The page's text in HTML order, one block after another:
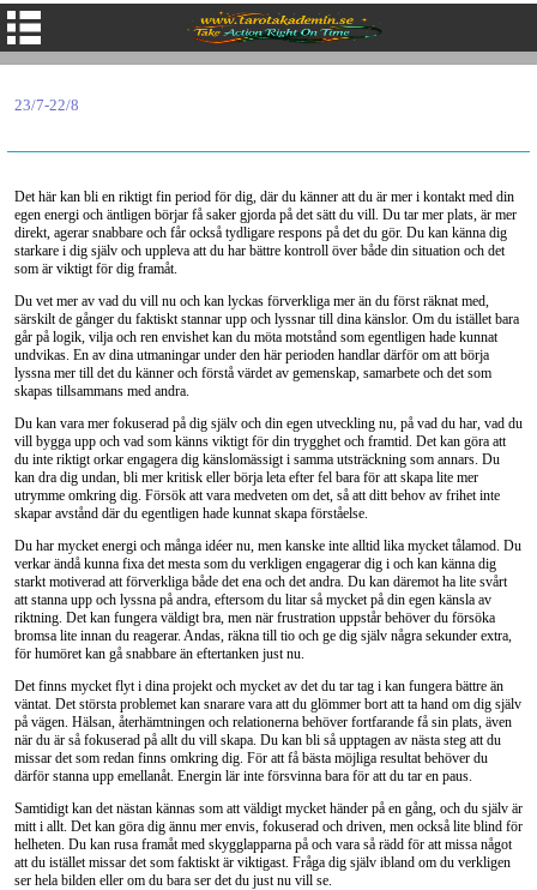
23/7-22/8
Det här kan bli en riktigt fin period för dig, där du känner att du är mer i kontakt med din
egen energi och äntligen börjar få saker gjorda på det sätt du vill. Du tar mer plats, är mer
direkt, agerar snabbare och får också tydligare respons på det du gör. Du kan känna dig
starkare i dig själv och uppleva att du har bättre kontroll över både din situation och det
som är viktigt för dig framåt.
Du vet mer av vad du vill nu och kan lyckas förverkliga mer än du först räknat med,
särskilt de gånger du faktiskt stannar upp och lyssnar till dina känslor. Om du istället bara
går på logik, vilja och ren envishet kan du möta motstånd som egentligen hade kunnat
undvikas. En av dina utmaningar under den här perioden handlar därför om att börja
lyssna mer till det du känner och förstå värdet av gemenskap, samarbete och det som
skapas tillsammans med andra.
Du kan vara mer fokuserad på dig själv och din egen utveckling nu, på vad du har, vad du
vill bygga upp och vad som känns viktigt för din trygghet och framtid. Det kan göra att
du inte riktigt orkar engagera dig känslomässigt i samma utsträckning som annars. Du
kan dra dig undan, bli mer kritisk eller börja leta efter fel bara för att skapa lite mer
utrymme omkring dig. Försök att vara medveten om det, så att ditt behov av frihet inte
skapar avstånd där du egentligen hade kunnat skapa förståelse.
Du har mycket energi och många idéer nu, men kanske inte alltid lika mycket tålamod. Du
verkar ändå kunna fixa det mesta som du verkligen engagerar dig i och kan känna dig
starkt motiverad att förverkliga både det ena och det andra. Du kan däremot ha lite svårt
att stanna upp och lyssna på andra, eftersom du litar så mycket på din egen känsla av
riktning. Det kan fungera väldigt bra, men när frustration uppstår behöver du försöka
bromsa lite innan du reagerar. Andas, räkna till tio och ge dig själv några sekunder extra,
för humöret kan gå snabbare än eftertanken just nu.
Det finns mycket flyt i dina projekt och mycket av det du tar tag i kan fungera bättre än
väntat. Det största problemet kan snarare vara att du glömmer bort att ta hand om dig själv
på vägen. Hälsan, återhämtningen och relationerna behöver fortfarande få sin plats, även
när du är så fokuserad på allt du vill skapa. Du kan bli så upptagen av nästa steg att du
missar det som redan finns omkring dig. För att få bästa möjliga resultat behöver du
därför stanna upp emellanåt. Energin lär inte försvinna bara för att du tar en paus.
Samtidigt kan det nästan kännas som att väldigt mycket händer på en gång, och du själv är
mitt i allt. Det kan göra dig ännu mer envis, fokuserad och driven, men också lite blind för
helheten. Du kan rusa framåt med skygglapparna på och vara så rädd för att missa något
att du istället missar det som faktiskt är viktigast. Fråga dig själv ibland om du verkligen
ser hela bilden eller om du bara ser det du just nu vill se.